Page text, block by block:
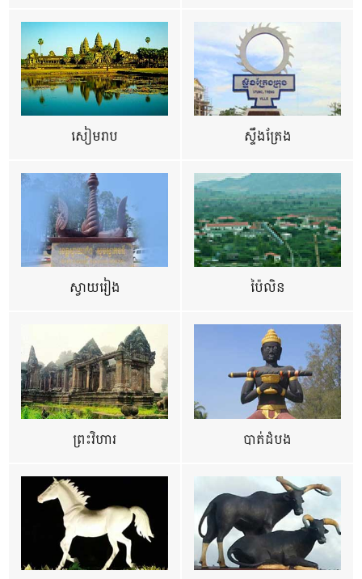
សៀមរាប ស្ទឹងត្រែង
ស្វាយរៀង ប៉ៃលិន
ព្រះវិហារ បាត់ដំបង